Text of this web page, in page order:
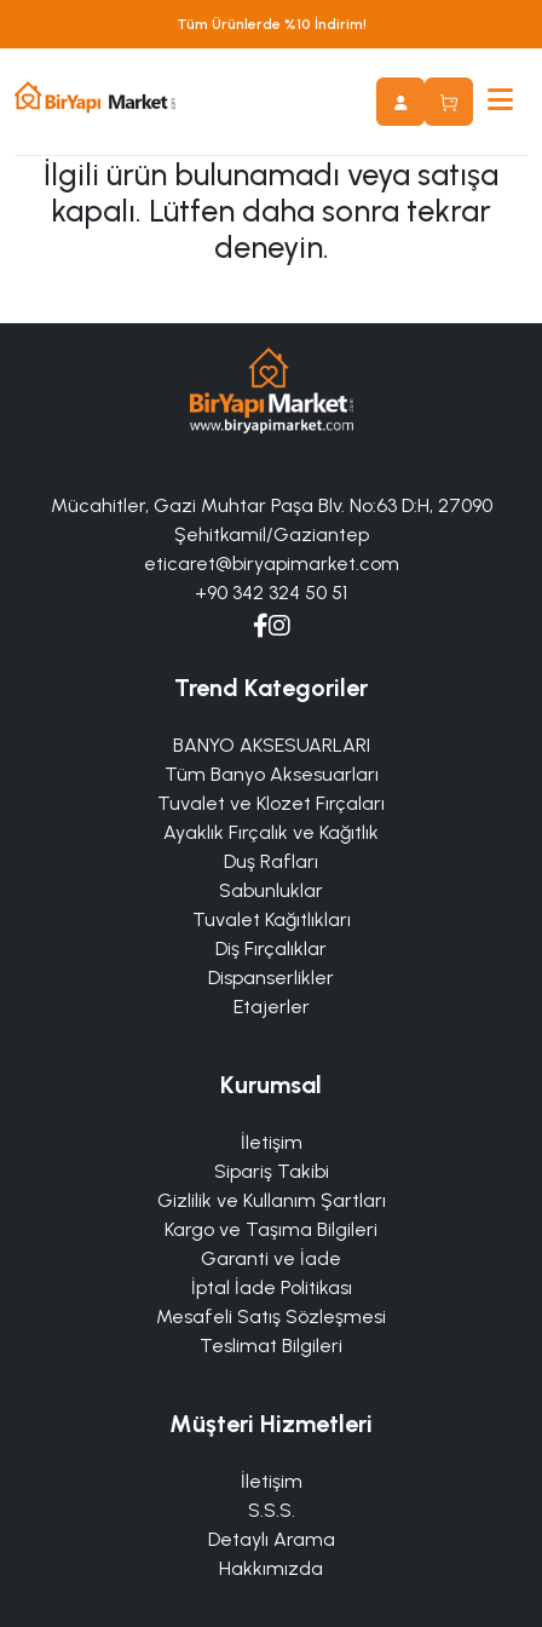
Tüm Ürünlerde %10 İndirim!
İlgili ürün bulunamadı veya satışa
kapalı. Lütfen daha sonra tekrar
deneyin.
Mücahitler, Gazi Muhtar Paşa Blv. No:63 D:H, 27090
Şehitkamil/Gaziantep
eticaret@biryapimarket.com
+90 342 324 50 51
Trend Kategoriler
BANYO AKSESUARLARI
Tüm Banyo Aksesuarları
Tuvalet ve Klozet Fırçaları
Ayaklık Fırçalık ve Kağıtlık
Duş Rafları
Sabunluklar
Tuvalet Kağıtlıkları
Diş Fırçalıklar
Dispanserlikler
Etajerler
Kurumsal
İletişim
Sipariş Takibi
Gizlilik ve Kullanım Şartları
Kargo ve Taşıma Bilgileri
Garanti ve İade
İptal İade Politikası
Mesafeli Satış Sözleşmesi
Teslimat Bilgileri
Müşteri Hizmetleri
İletişim
S.S.S.
Detaylı Arama
Hakkımızda